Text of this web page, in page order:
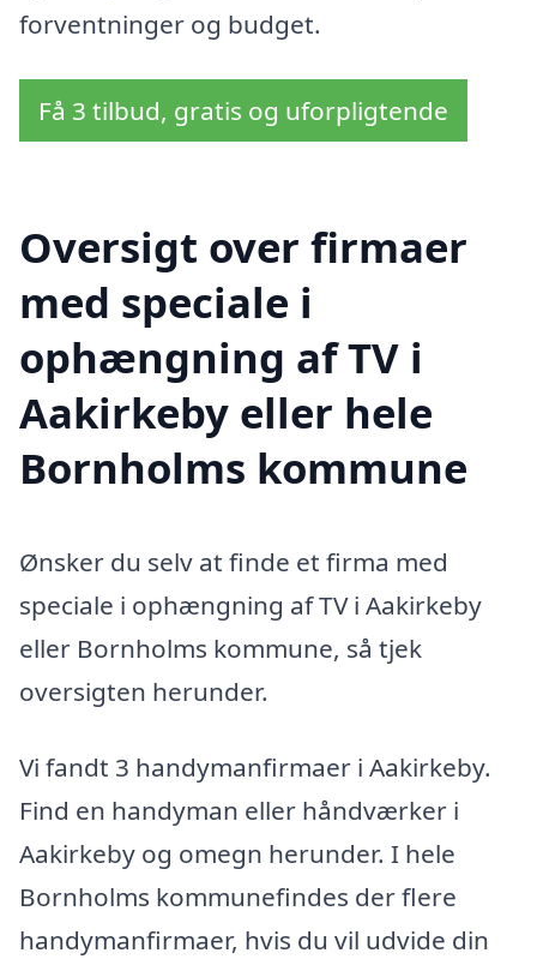
forventninger og budget.
Få 3 tilbud, gratis og uforpligtende
Oversigt over firmaer
med speciale i
ophængning af TV i
Aakirkeby eller hele
Bornholms kommune
Ønsker du selv at finde et firma med
speciale i ophængning af TV i Aakirkeby
eller Bornholms kommune, så tjek
oversigten herunder.
Vi fandt 3 handymanfirmaer i Aakirkeby.
Find en handyman eller håndværker i
Aakirkeby og omegn herunder. I hele
Bornholms kommunefindes der flere
handymanfirmaer, hvis du vil udvide din